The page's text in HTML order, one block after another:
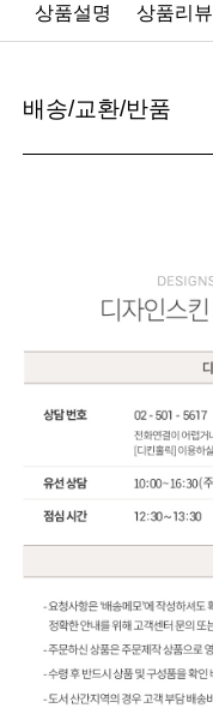
상품설명 상품리뷰
배송/교환/반품